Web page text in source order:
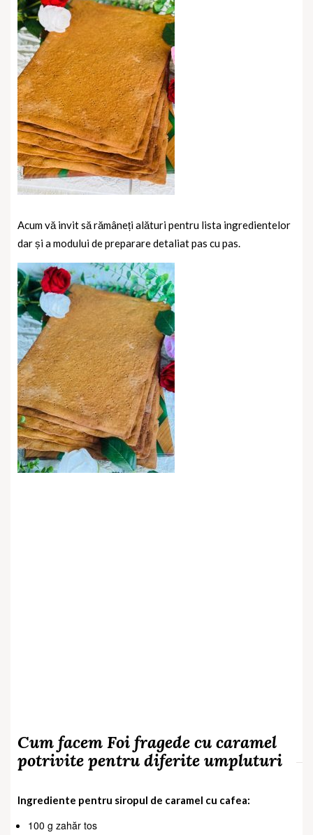
Acum vă invit să rămâneți alături pentru lista ingredientelor
dar și a modului de preparare detaliat pas cu pas.
Cum facem Foi fragede cu caramel
potrivite pentru diferite umpluturi
Ingrediente pentru siropul de caramel cu cafea:
100 g zahăr tos